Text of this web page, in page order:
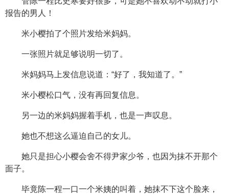
报告的男人！
米小樱拍了个照片发给米妈妈。
一张照片就足够说明一切了。
米妈妈马上发信息说道：“好了，我知道了。”
米小樱松口气，没有再回复信息。
另一边的米妈妈握着手机，也是一声叹息。
她也不想这么逼迫自己的女儿。
她只是担心小樱会舍不得尹家少爷，也因为抹不开那个
面子。
毕竟陈一程一口一个米姨的叫着，她抹不下这个脸来，